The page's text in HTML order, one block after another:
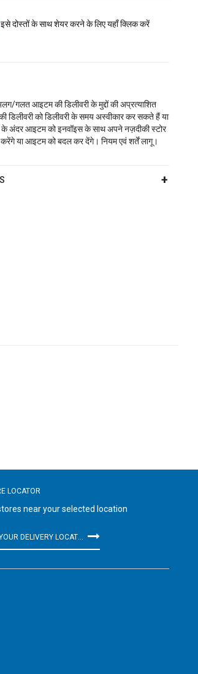
इसे दोस्तों के साथ शेयर करने के लिए यहाँ क्लिक करें
गलत आइटम की डिलीवरी के मुद्दों की अप्रत्याशित
डिलीवरी को डिलीवरी के समय अस्वीकार कर सकते हैं या
अंदर आइटम को इनवॉइस के साथ अपने नज़दीकी स्टोर
या आइटम को बदल कर देंगे। नियम एवं शर्तें लागू।
LOCATOR
near your selected location